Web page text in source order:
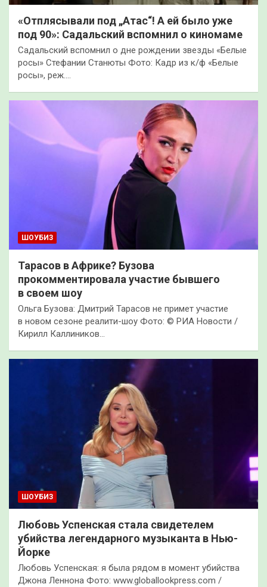
«Отплясывали под „Атас“! А ей было уже
под 90»: Садальский вспомнил о киномаме
Садальский вспомнил о дне рождении звезды «Белые
росы» Стефании Станюты Фото: Кадр из к/ф «Белые
росы», реж.…
ШОУБИЗ
Тарасов в Африке? Бузова
прокомментировала участие бывшего
в своем шоу
Ольга Бузова: Дмитрий Тарасов не примет участие
в новом сезоне реалити-шоу Фото: © РИА Новости /
Кирилл Каллиников…
ШОУБИЗ
Любовь Успенская стала свидетелем
убийства легендарного музыканта в Нью-
Йорке
Любовь Успенская: я была рядом в момент убийства
Джона Леннона Фото: www.globallookpress.com /